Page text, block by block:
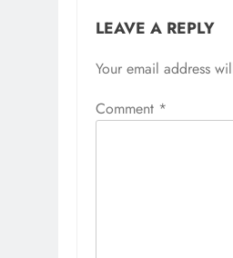
LEAVE A REPLY
Your email address
Comment *